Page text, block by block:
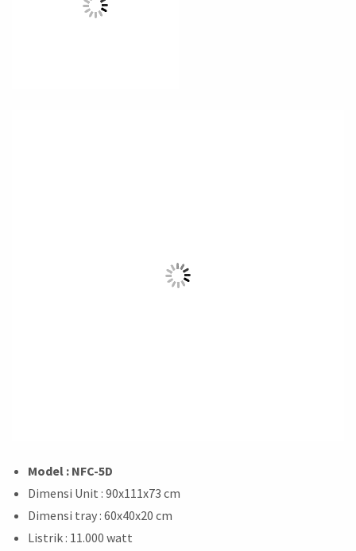
Model : NFC-5D
Dimensi Unit : 90x111x73 cm
Dimensi tray : 60x40x20 cm
Listrik : 11.000 watt